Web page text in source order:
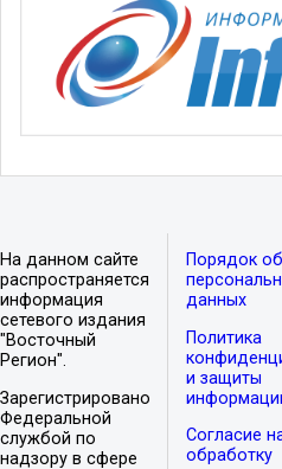
На данном сайте
распространяется
информация
сетевого издания
"Восточный
Регион".
Зарегистрировано
Федеральной
службой по
надзору в сфере
Порядок
данных
Политика
и защиты
Согласие
обработку